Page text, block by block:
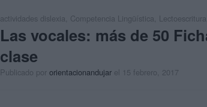
actividades dislexia Competencia Lingüística Lectoescritura
Las vocales: más de 50
clase
Publicado por orientacionandujar el 15 febrero, 2017